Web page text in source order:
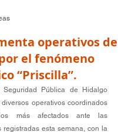
operativos de
el fenómeno
“Priscilla”.
Pública de Hidalgo
operativos coordinados
más afectados ante las
registradas esta semana, con la